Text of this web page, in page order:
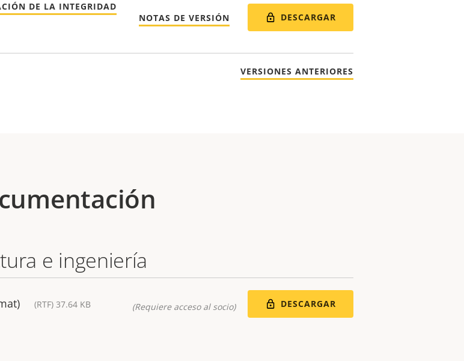
DE LA INTEGRIDAD
NOTAS DE VERSIÓN DESCARGAR
VERSIONES ANTERIORES
e ingeniería
(RTF) 37.64 KB (Requiere acceso al socio) DESCARGAR